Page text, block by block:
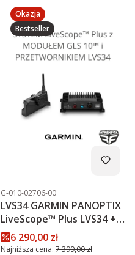
Okazja
Bestseller
Kod produktu
G-010-02706-00
LVS34 GARMIN PANOPTIX
LiveScope™ Plus LVS34 +
MODUŁ GLS 10™
PROMOCJA
Cena promocyjna
6 290,00 zł
Najniższa cena: 7 399,00 zł